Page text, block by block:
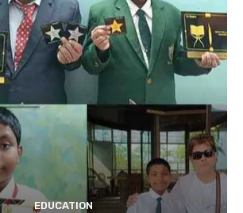
EDUCATION